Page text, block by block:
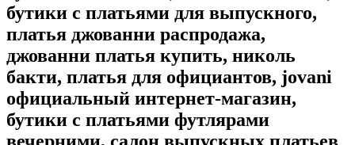
бутики с платьями для выпускного,
платья джованни распродажа,
джованни платья купить, николь
бакти, платья для официантов, jovani
официальный интернет-магазин,
бутики с платьями футлярами